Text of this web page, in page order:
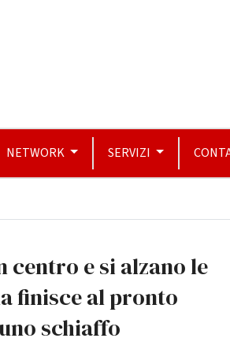
NETWORK SERVIZI
centro e si alzano le
finisce al pronto
schiaffo